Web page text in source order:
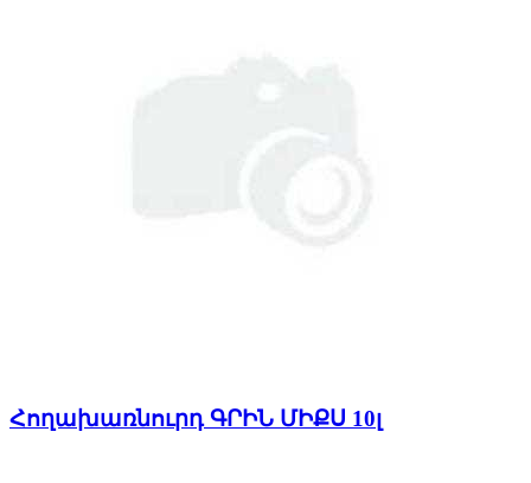
Հողախառնուրդ ԳՐԻՆ ՄԻՔՍ 10լ